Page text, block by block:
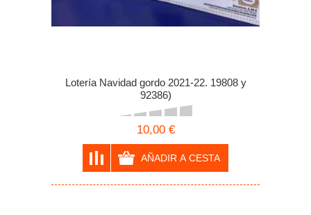
Lotería Navidad gordo 2021-22. 19808 y
92386)
10,00 €